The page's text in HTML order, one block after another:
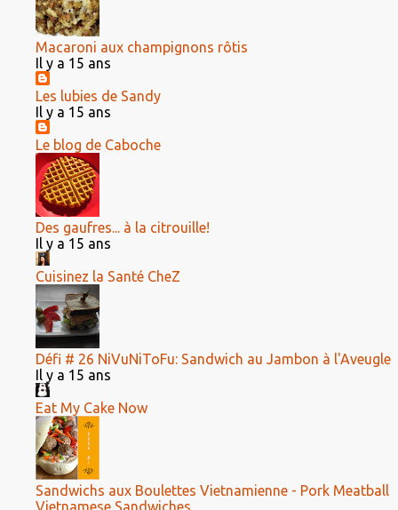
Macaroni aux champignons rôtis
Il y a 15 ans
Les lubies de Sandy
Il y a 15 ans
Le blog de Caboche
Des gaufres... à la citrouille!
Il y a 15 ans
Cuisinez la Santé CheZ
Défi # 26 NiVuNiToFu: Sandwich au Jambon à l'Aveugle
Il y a 15 ans
Eat My Cake Now
Sandwichs aux Boulettes Vietnamienne - Pork Meatball
Vietnamese Sandwiches